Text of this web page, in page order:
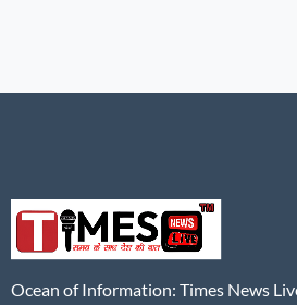
Ocean of Information: Times News